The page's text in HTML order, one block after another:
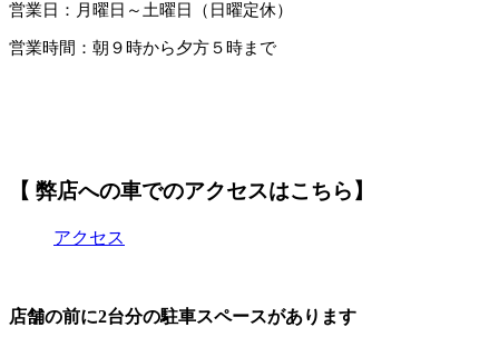
営業日：月曜日～土曜日（日曜定休）
営業時間：朝９時から夕方５時まで
【 弊店への車でのアクセスはこちら】
アクセス
店舗の前に2台分の駐車スペースがあります